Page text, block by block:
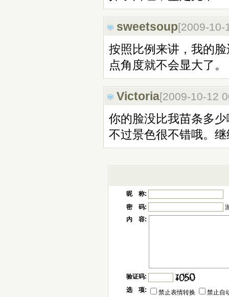
sweetsoup[2009-10-
按照比例来讲，我的
点角度就不会显大了。
Victoria[2009-10-12
你的脸没比我苗条多
不过景色很不错哦。
昵 称:
密 码:
内 容:
验证码:
选 项:
禁止表情转换 禁止自